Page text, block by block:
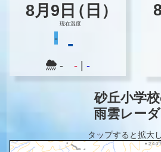
8月 9 日（日）
-
現在温度
-
- -| -
砂丘小学
雨雲レー
タップすると拡大